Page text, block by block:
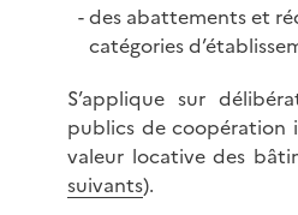
des abattements et
catégories
S’applique sur
publics de coopération
valeur locative des
suivants).